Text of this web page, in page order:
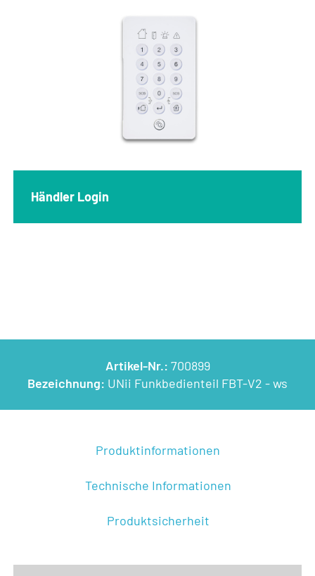
Händler Login
Artikel-Nr.: 700899
Bezeichnung: UNii Funkbedienteil FBT-V2 - ws
Produktinformationen
Technische Informationen
Produktsicherheit